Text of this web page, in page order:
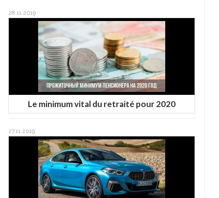
28.11.2019
Le minimum vital du retraité pour 2020
27.11.2019